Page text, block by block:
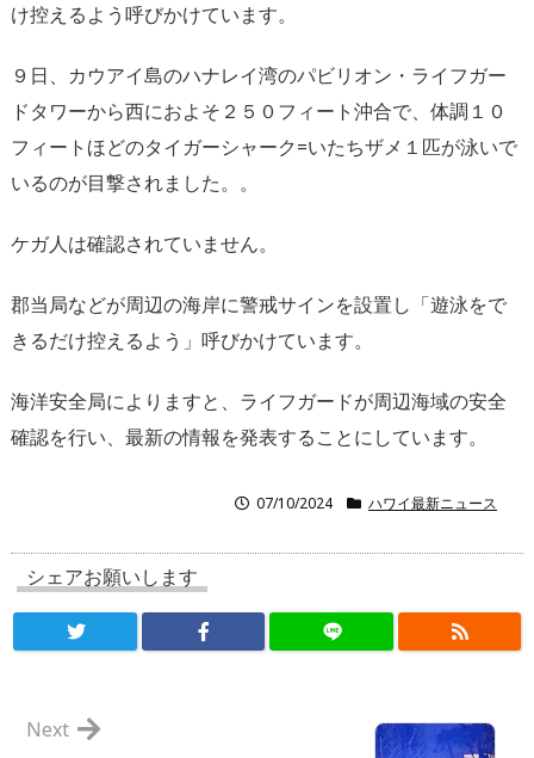
け控えるよう呼びかけています。
９日、カウアイ島のハナレイ湾のパビリオン・ライフガー
ドタワーから西におよそ２５０フィート沖合で、体調１０
フィートほどのタイガーシャーク=いたちザメ１匹が泳いで
いるのが目撃されました。。
ケガ人は確認されていません。
郡当局などが周辺の海岸に警戒サインを設置し「遊泳をで
きるだけ控えるよう」呼びかけています。
海洋安全局によりますと、ライフガードが周辺海域の安全
確認を行い、最新の情報を発表することにしています。
07/10/2024 ハワイ最新ニュース
シェアお願いします
Next